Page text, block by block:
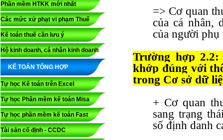
Phần mềm HTKK mới nhất
Các mức xử phạt vi phạm Thuế
Kế toán thuế cần lưu ý
Hộ kinh doanh, cá nhân kinh doanh
KẾ TOÁN TỔNG HỢP
Tự học Kế toán trên Excel
Tự học Phần mềm kế toán Misa
Tự học phần mềm kế toán Fast
Tài sản cố định - CCDC
=> Cơ quan
của cá nhân,
của người phụ
Trường hợp
khớp đúng với
trong Cơ sở dữ
+ Cơ quan
sang trạng
số định danh